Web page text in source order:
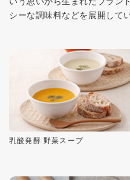
シーな調味料などを展開して
乳酸発酵 野菜スープ